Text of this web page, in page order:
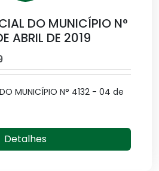
DO MUNICÍPIO N°
ABRIL DE 2019
MUNICÍPIO N° 4132 - 04 de
Detalhes